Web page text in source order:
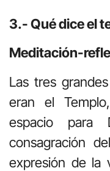
3.- Qué dice el
Meditación-
Las tres
eran el
espacio para
consagración
expresión de la